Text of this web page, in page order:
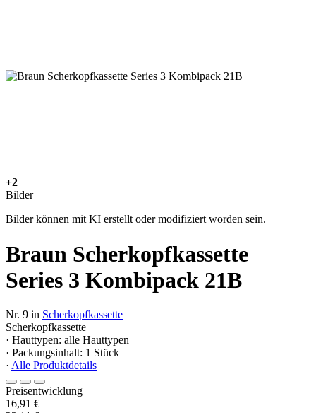
+2
Bilder
Bilder können mit KI erstellt oder modifiziert worden sein.
Braun Scherkopfkassette
Series 3 Kombipack 21B
Nr. 9 in Scherkopfkassette
Scherkopfkassette
· Hauttypen: alle Hauttypen
· Packungsinhalt: 1 Stück
· Alle Produktdetails
Preisentwicklung
16,91 €